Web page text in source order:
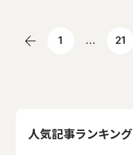
1 … 21
人気記事ランキング